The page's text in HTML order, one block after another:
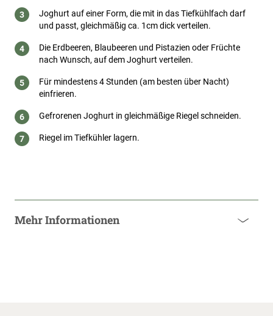
Joghurt auf einer Form, die mit in das Tiefkühlfach darf
und passt, gleichmäßig ca. 1cm dick verteilen.
Die Erdbeeren, Blaubeeren und Pistazien oder Früchte
nach Wunsch, auf dem Joghurt verteilen.
Für mindestens 4 Stunden (am besten über Nacht)
einfrieren.
Gefrorenen Joghurt in gleichmäßige Riegel schneiden.
Riegel im Tiefkühler lagern.
Mehr Informationen